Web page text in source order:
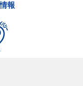
報